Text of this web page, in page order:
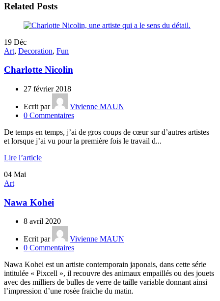
Related Posts
19 Déc
Art, Decoration, Fun
Charlotte Nicolin
27 février 2018
Ecrit par
Vivienne MAUN
0 Commentaires
De temps en temps, j’ai de gros coups de cœur sur d’autres artistes
et lorsque j’ai vu pour la première fois le travail d...
Lire l’article
04 Mai
Art
Nawa Kohei
8 avril 2020
Ecrit par
Vivienne MAUN
0 Commentaires
Nawa Kohei est un artiste contemporain japonais, dans cette série
intitulée « Pixcell », il recouvre des animaux empaillés ou des jouets
avec des milliers de bulles de verre de taille variable donnant ainsi
l’impression d’une rosée fraiche du matin.